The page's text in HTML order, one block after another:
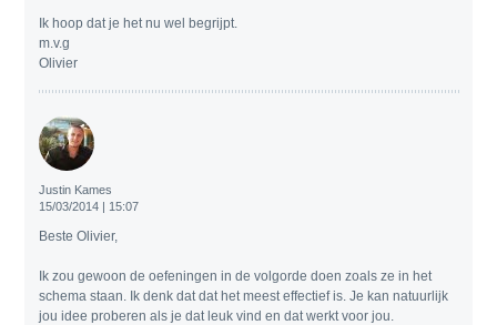
Ik hoop dat je het nu wel begrijpt.
m.v.g
Olivier
Justin Kames
15/03/2014 | 15:07
Beste Olivier,
Ik zou gewoon de oefeningen in de volgorde doen zoals ze in het
schema staan. Ik denk dat dat het meest effectief is. Je kan natuurlijk
jou idee proberen als je dat leuk vind en dat werkt voor jou.